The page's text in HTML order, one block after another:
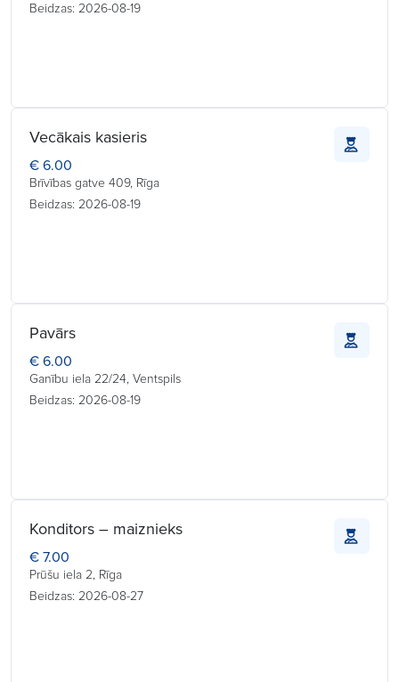
Beidzas: 2026-08-19
Vecākais kasieris
€ 6.00
Brīvības gatve 409, Rīga
Beidzas: 2026-08-19
Pavārs
€ 6.00
Ganību iela 22/24, Ventspils
Beidzas: 2026-08-19
Konditors – maiznieks
€ 7.00
Prūšu iela 2, Rīga
Beidzas: 2026-08-27